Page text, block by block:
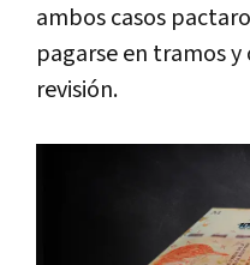
ambos casos
pagarse en tramos
revisión.